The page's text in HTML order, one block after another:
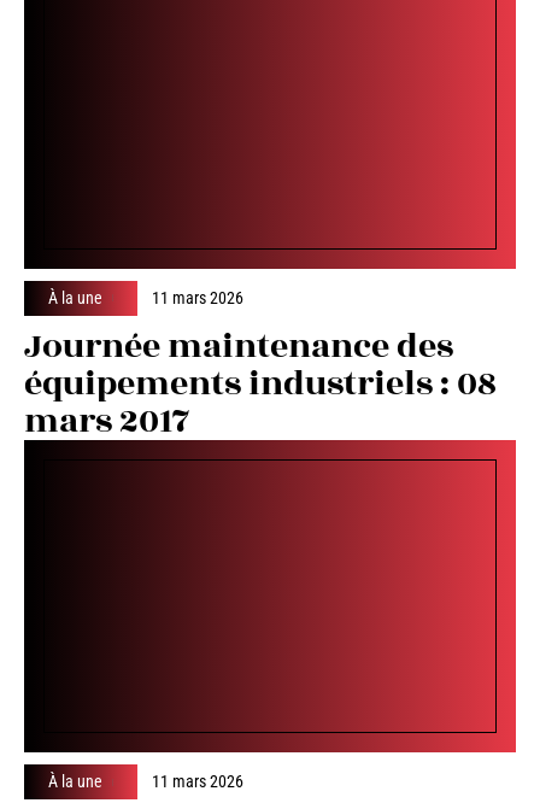
À la une 11 mars 2026
Journée maintenance des
équipements industriels : 08
mars 2017
À la une 11 mars 2026